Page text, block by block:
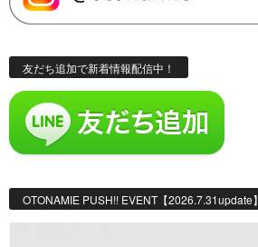
友だち追加で新着情報配信中！
OTONAMIE PUSH!! EVENT【2026.7.31update】